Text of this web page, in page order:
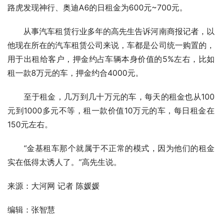
路虎发现神行、奥迪A6的日租金为600元~700元。
从事汽车租赁行业多年的高先生告诉河南商报记者，以
他现在所在的汽车租赁公司来说，车都是公司统一购置的，
用于出租给客户，押金约占车辆本身价值的5%左右，比如
租一款8万元的车，押金约合4000元。
至于租金，几万到几十万元的车，每天的租金也从100
元到1000多元不等，租一款价值10万元的车，每日租金在
150元左右。
“金基租车那个就属于不正常的模式，因为他们的租金
实在低得太诱人了。”高先生说。
来源：大河网 记者 陈媛媛
编辑：张智慧